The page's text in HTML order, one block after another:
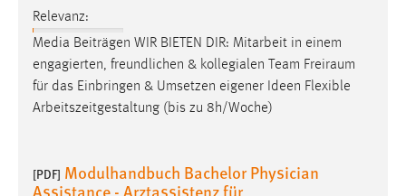
Relevanz:
Media Beiträgen WIR BIETEN DIR: Mitarbeit in einem
engagierten, freundlichen & kollegialen Team Freiraum
für das Einbringen & Umsetzen eigener Ideen Flexible
Arbeitszeitgestaltung (bis zu 8h/Woche)
[PDF] Modulhandbuch Bachelor Physician
Assistance - Arztassistenz für